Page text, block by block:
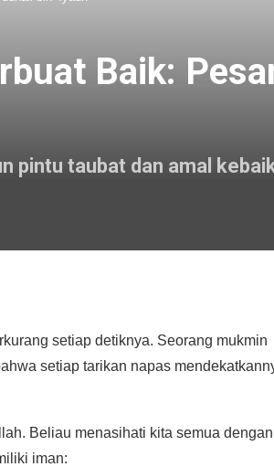
Baik:
pintu taubat dan amal
setiap detiknya. Seorang mukmin
setiap tarikan napas
Beliau menasihati kita semua dengan
iman: